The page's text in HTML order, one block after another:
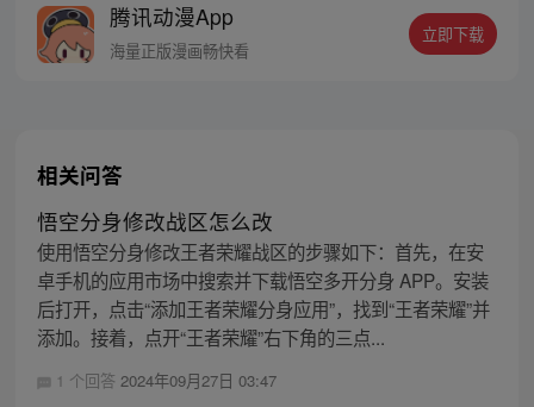
人…六十年后，他再次破石而出，背负着守
护族人的希望和信念打败了妖怪大道的霸
腾讯动漫App
海量正版漫画畅快看
立即下载
相关问答
悟空分身修改战区怎么改
使用悟空分身修改王者荣耀战区的步骤如下：首先，在安
卓手机的应用市场中搜索并下载悟空多开分身 APP。安装
后打开，点击“添加王者荣耀分身应用”，找到“王者荣耀”并
添加。接着，点开“王者荣耀”右下角的三点...
1 个回答 2024年09月27日 03:47